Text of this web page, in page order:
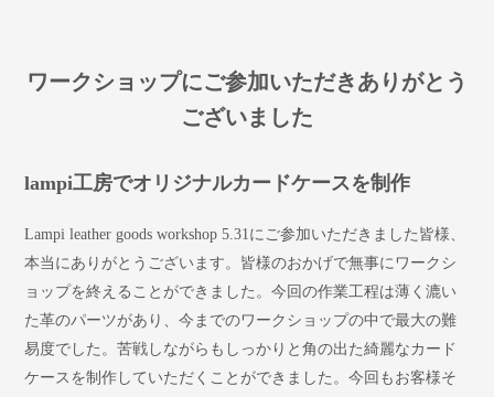
ワークショップにご参加いただきありがとう
ございました
lampi工房でオリジナルカードケースを制作
Lampi leather goods workshop 5.31にご参加いただきました皆様、
本当にありがとうございます。皆様のおかげで無事にワークシ
ョップを終えることができました。今回の作業工程は薄く漉い
た革のパーツがあり、今までのワークショップの中で最大の難
易度でした。苦戦しながらもしっかりと角の出た綺麗なカード
ケースを制作していただくことができました。今回もお客様そ